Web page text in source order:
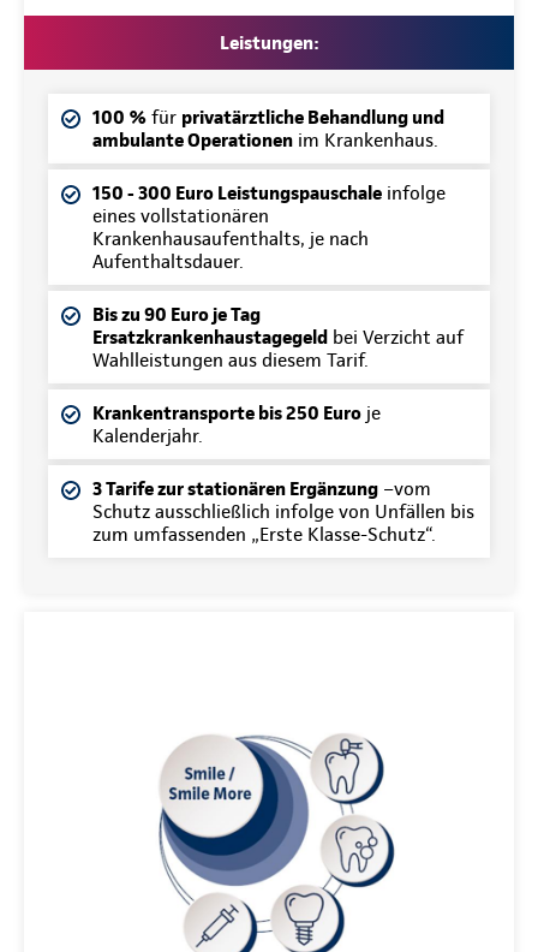
Leistungen:
100 % für privatärztliche Behandlung und
ambulante Operationen im Krankenhaus.
150 - 300 Euro Leistungspauschale infolge
eines vollstationären
Krankenhausaufenthalts, je nach
Aufenthaltsdauer.
Bis zu 90 Euro je Tag
Ersatzkrankenhaustagegeld bei Verzicht auf
Wahlleistungen aus diesem Tarif.
Krankentransporte bis 250 Euro je
Kalenderjahr.
3 Tarife zur stationären Ergänzung –vom
Schutz ausschließlich infolge von Unfällen bis
zum umfassenden „Erste Klasse-Schutz“.